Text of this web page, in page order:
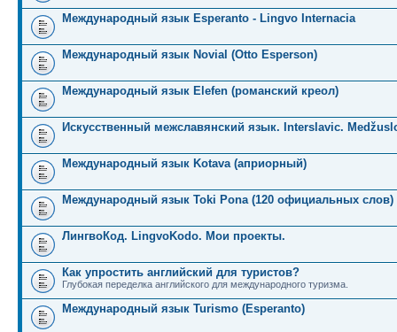
Международный язык Esperanto - Lingvo Internacia
Международный язык Novial (Otto Esperson)
Международный язык Elefen (романский креол)
Искусственный межславянский язык. Interslavic.
Международный язык Kotava (априорный)
Международный язык Toki Pona (120 официальных слов)
ЛингвоКод. LingvoKodo. Мои проекты.
Как упростить английский для туристов?
Глубокая переделка английского для международного туризма.
Международный язык Turismo (Esperanto)